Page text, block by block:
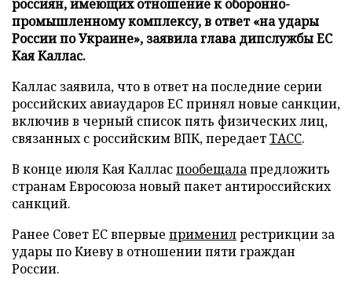
россиян, имеющих отношение к оборонно-
промышленному комплексу, в ответ «на удары
России по Украине», заявила глава дипслужбы ЕС
Кая Каллас.
Каллас заявила, что в ответ на последние серии
российских авиаударов ЕС принял новые санкции,
включив в черный список пять физических лиц,
связанных с российским ВПК, передаетТАСС.
В конце июля Кая Калласпообещалапредложить
странам Евросоюза новый пакет антироссийских
санкций.
Ранее Совет ЕС впервые применилрестрикции за
удары по Киеву в отношении пяти граждан
России.